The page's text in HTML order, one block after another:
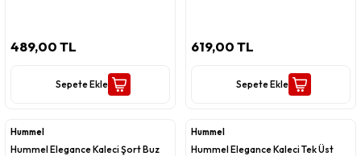
489,00 TL
Sepete Ekle
619,00 TL
Sepete Ekle
Hummel
Hummel Elegance Kaleci Şort Buz
Hummel
Hummel Elegance Kaleci Tek Üst